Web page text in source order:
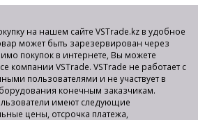
на нашем сайте VSTrade.kz в удобное
может быть зарезервирован через
покупок в интернете, Вы можете
компании VSTrade. VSTrade не работает с
пользователями и не участвует в
конечным заказчикам.
имеют следующие
цены, отсрочка платежа,